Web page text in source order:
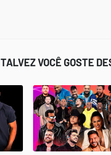
TALVEZ VOCÊ GOSTE